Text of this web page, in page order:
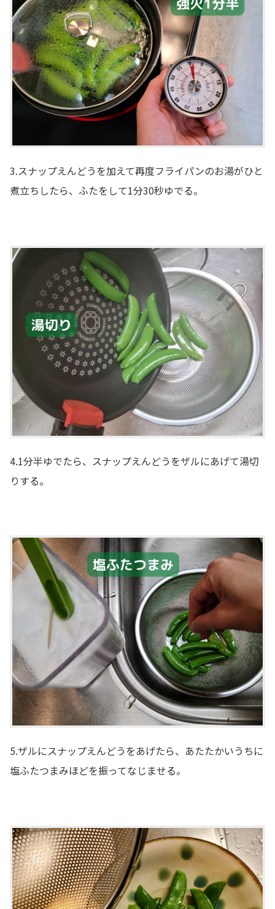
3.スナップえんどうを加えて再度フライパンのお湯がひと
煮立ちしたら、ふたをして1分30秒ゆでる。
4.1分半ゆでたら、スナップえんどうをザルにあげて湯切
りする。
5.ザルにスナップえんどうをあげたら、あたたかいうちに
塩ふたつまみほどを振ってなじませる。